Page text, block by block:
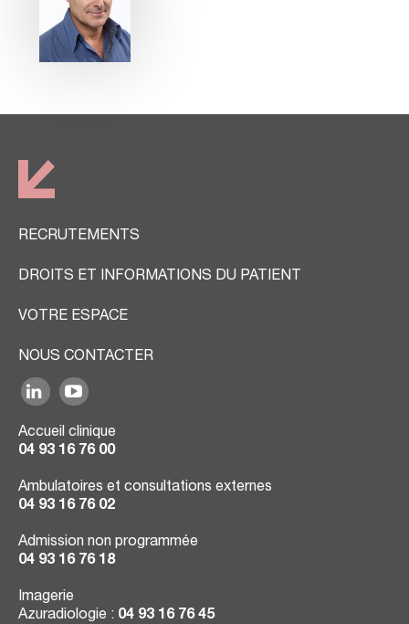
RECRUTEMENTS
DROITS ET INFORMATIONS DU PATIENT
VOTRE ESPACE
NOUS CONTACTER
Accueil clinique
04 93 16 76 00
Ambulatoires et consultations externes
04 93 16 76 02
Admission non programmée
04 93 16 76 18
Imagerie
Azuradiologie : 04 93 16 76 45